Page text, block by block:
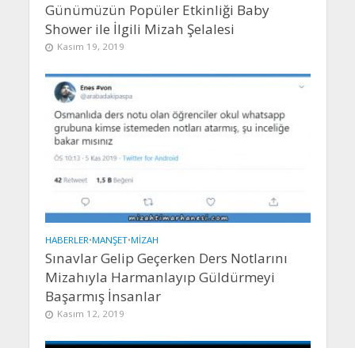
Günümüzün Popüler Etkinliği Baby
Shower ile İlgili Mizah Şelalesi
Kasım 19, 2019
HABERLER•MANŞET•MIZAH
Sınavlar Gelip Geçerken Ders Notlarını
Mizahıyla Harmanlayıp Güldürmeyi
Başarmış İnsanlar
Kasım 12, 2019